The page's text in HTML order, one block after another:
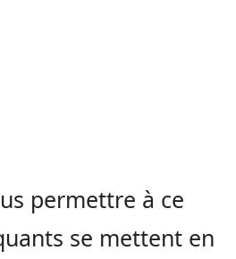
permettre à ce
se mettent en